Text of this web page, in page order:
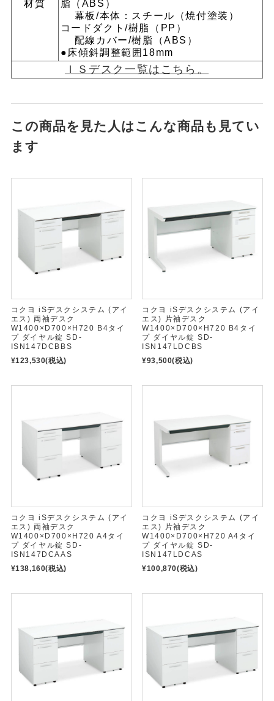
材質
脂（ABS）
幕板/本体：スチール（焼付塗装）
コードダクト/樹脂（PP）
配線カバー/樹脂（ABS）
●床傾斜調整範囲18mm
ＩＳデスク一覧はこちら。
この商品を見た人はこんな商品も見てい
ます
コクヨ iSデスクシステム (アイ
エス) 両袖デスク
W1400×D700×H720 B4タイ
プ ダイヤル錠 SD-
ISN147DCBBS
¥123,530(税込)
コクヨ iSデスクシステム (アイ
エス) 片袖デスク
W1400×D700×H720 B4タイ
プ ダイヤル錠 SD-
ISN147LDCBS
¥93,500(税込)
コクヨ iSデスクシステム (アイ
エス) 両袖デスク
W1400×D700×H720 A4タイ
プ ダイヤル錠 SD-
ISN147DCAAS
¥138,160(税込)
コクヨ iSデスクシステム (アイ
エス) 片袖デスク
W1400×D700×H720 A4タイ
プ ダイヤル錠 SD-
ISN147LDCAS
¥100,870(税込)